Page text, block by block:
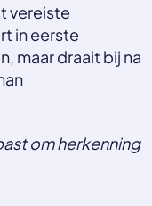
vereiste
in eerste
maar draait bij na
om herkenning